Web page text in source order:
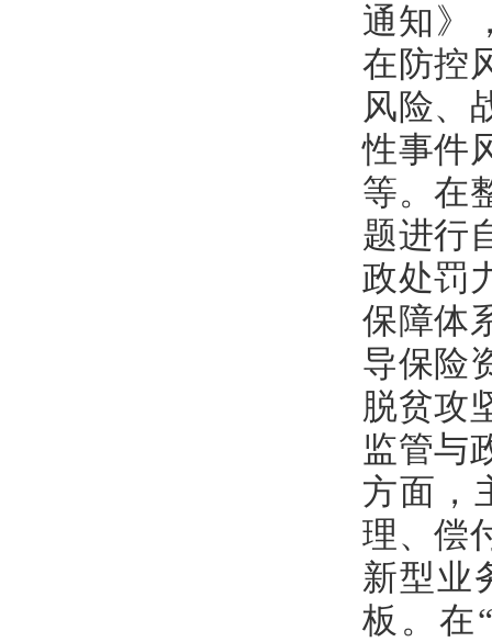
通知》
在防控
风险、
性事件
等。在
题进行
政处罚
保障体
导保险
脱贫攻
监管与
方面，
理、偿
新型业
板。在